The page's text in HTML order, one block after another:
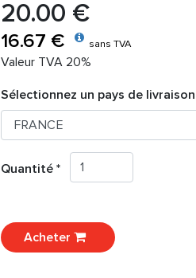
20.00 €
16.67 € sans TVA
Valeur TVA 20%
Sélectionnez un pays de
Quantité *
Acheter